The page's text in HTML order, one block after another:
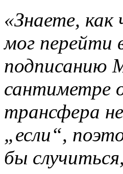
«Знаете,
мог перейти
подписанию
сантиметре
трансфера
„если“,
бы